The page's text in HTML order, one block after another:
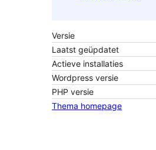
Versie
Laatst geüpdatet
Actieve installaties
Wordpress versie
PHP versie
Thema homepage